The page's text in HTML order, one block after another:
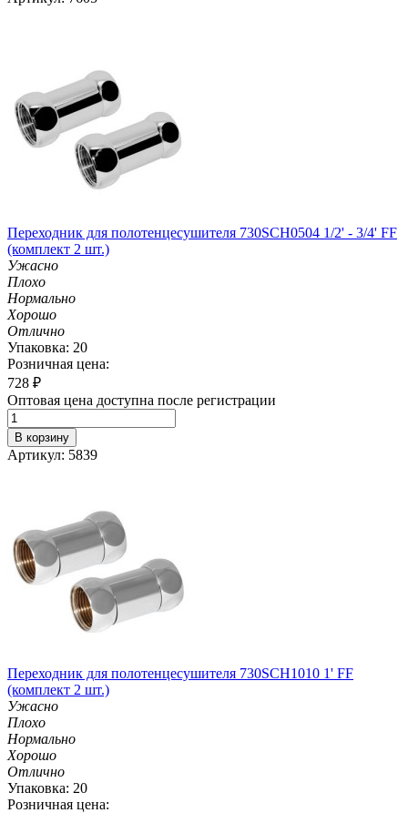
Переходник для полотенцесушителя 730SCH0504 1/2' - 3/4' FF
(комплект 2 шт.)
Ужасно
Плохо
Нормально
Хорошо
Отлично
Упаковка: 20
Розничная цена:
728 ₽
Оптовая цена доступна после регистрации
В корзину
Артикул: 5839
Переходник для полотенцесушителя 730SCH1010 1' FF
(комплект 2 шт.)
Ужасно
Плохо
Нормально
Хорошо
Отлично
Упаковка: 20
Розничная цена: